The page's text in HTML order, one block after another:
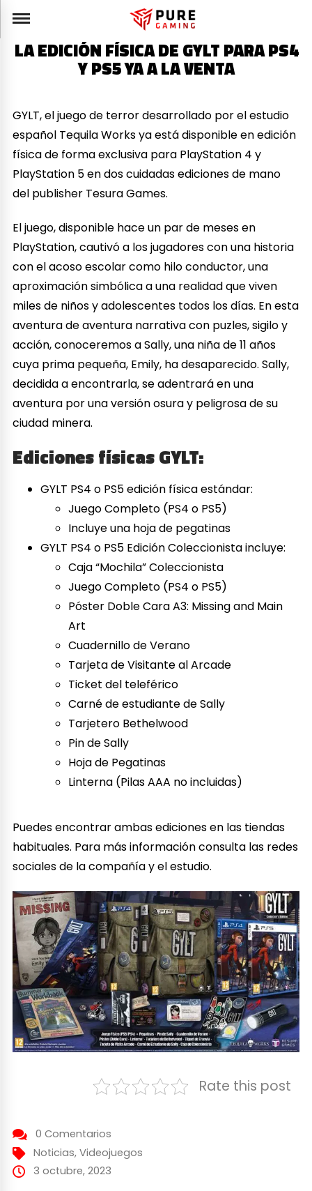
LA EDICIÓN FÍSICA DE GYLT PARA PS4
Y PS5 YA A LA VENTA
GYLT, el juego de terror desarrollado por el estudio
español Tequila Works ya está disponible en edición
física de forma exclusiva para PlayStation 4 y
PlayStation 5 en dos cuidadas ediciones de mano
del publisher Tesura Games.
El juego, disponible hace un par de meses en
PlayStation, cautivó a los jugadores con una historia
con el acoso escolar como hilo conductor, una
aproximación simbólica a una realidad que viven
miles de niños y adolescentes todos los días. En esta
aventura de aventura narrativa con puzles, sigilo y
acción, conoceremos a Sally, una niña de 11 años
cuya prima pequeña, Emily, ha desaparecido. Sally,
decidida a encontrarla, se adentrará en una
aventura por una versión osura y peligrosa de su
ciudad minera.
Ediciones físicas GYLT:
GYLT PS4 o PS5 edición física estándar:
Juego Completo (PS4 o PS5)
Incluye una hoja de pegatinas
GYLT PS4 o PS5 Edición Coleccionista incluye:
Caja “Mochila” Coleccionista
Juego Completo (PS4 o PS5)
Póster Doble Cara A3: Missing and Main
Art
Cuadernillo de Verano
Tarjeta de Visitante al Arcade
Ticket del teleférico
Carné de estudiante de Sally
Tarjetero Bethelwood
Pin de Sally
Hoja de Pegatinas
Linterna (Pilas AAA no incluidas)
Puedes encontrar ambas ediciones en las tiendas
habituales. Para más información consulta las redes
sociales de la compañía y el estudio.
Rate this post
0 Comentarios
Noticias, Videojuegos
3 octubre, 2023